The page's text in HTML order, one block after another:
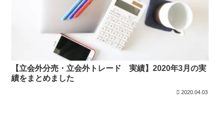
【立会外分売・立会外トレード 実績】2020年3月の実
績をまとめました
2020.04.03